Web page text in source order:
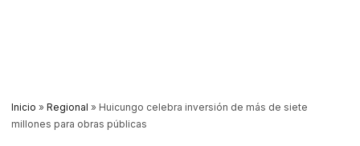
Inicio » Regional » Huicungo celebra inversión de más de siete
millones para obras públicas